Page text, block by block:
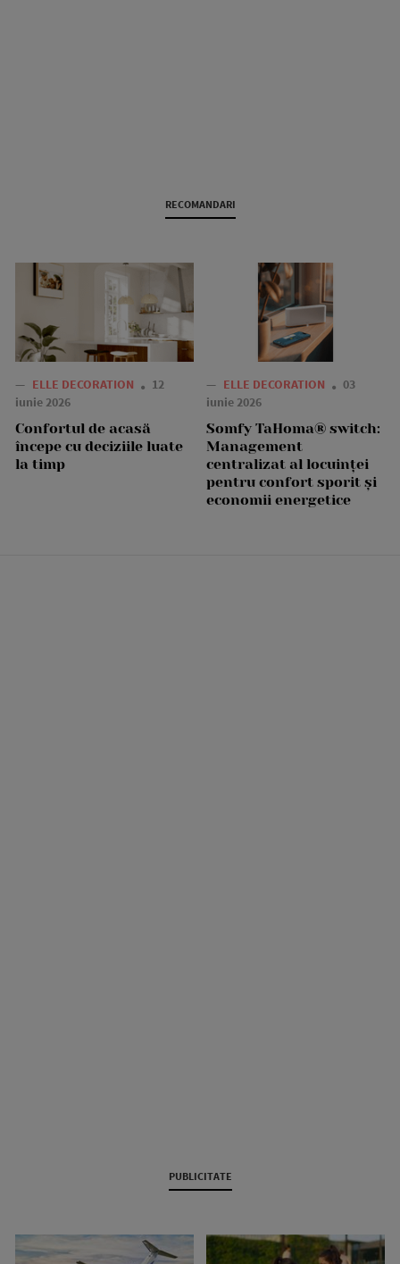
RECOMANDARI
— ELLE DECORATION
12
iunie 2026
Confortul de acasă
începe cu deciziile luate
la timp
— ELLE DECORATION
03
iunie 2026
Somfy TaHoma® switch:
Management
centralizat al locuinței
pentru confort sporit și
economii energetice
PUBLICITATE